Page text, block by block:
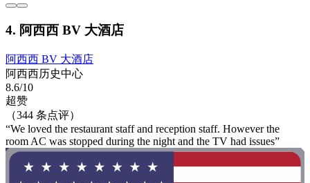
4. 阿西西 BV 大酒店
阿西西 BV 大酒店
阿西西历史中心
8.6/10
超赞
（344 条点评）
“We loved the restaurant staff and reception staff. However the
room AC was stopped during the night and the TV had issues”